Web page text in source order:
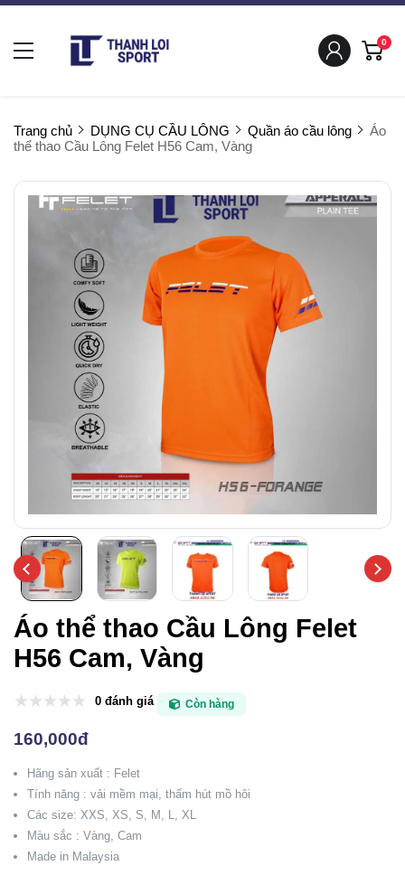
0
Trang chủ DỤNG CỤ CẦU LÔNG Quần áo cầu lông
Áo
thể thao Cầu Lông Felet H56 Cam, Vàng
Áo thể thao Cầu Lông Felet
H56 Cam, Vàng
0 đánh giá Còn hàng
160,000đ
Hãng sản xuất : Felet
Tính năng : vải mềm mại, thấm hút mồ hôi
Các size: XXS, XS, S, M, L, XL
Màu sắc : Vàng, Cam
Made in Malaysia